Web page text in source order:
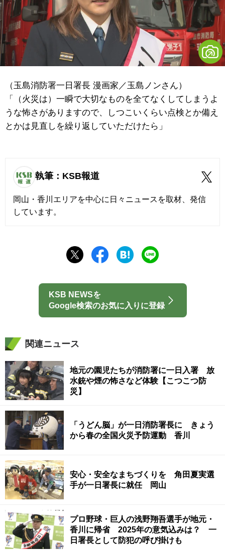
（玉島消防署一日署長 漫画家／玉島ノンさん）
「（火災は）一瞬で大切なものを全てなくしてしまうよ
うな怖さがありますので、しつこいくらい点検とか備え
とかは見直しを繰り返していただけたら」
執筆：KSB報道
岡山・香川エリアを中心に日々ニュースを取材、発信
しています。
KSB NEWSを
Google検索のお気に入りに登録
関連ニュース
地元の園児たちが消防署に一日入署 放
水銃や煙の怖さなど体験【こつこつ防
災】
「うどん脳」が一日消防署長に きょう
から春の全国火災予防運動 香川
安心・安全なまちづくりを 角田夏実選
手が一日署長に就任 岡山
プロ野球・巨人の浅野翔吾選手が地元・
香川に帰省 2025年の意気込みは？ 一
日署長として防犯の呼び掛けも